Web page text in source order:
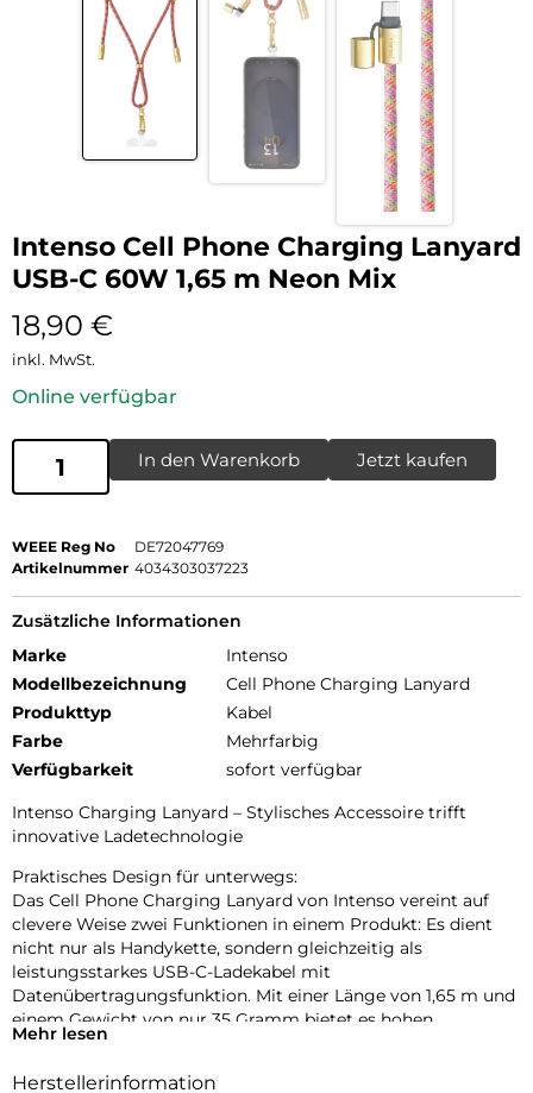
Intenso Cell Phone Charging Lanyard
USB-C 60W 1,65 m Neon Mix
18,90 €
inkl. MwSt.
Online verfügbar
In den Warenkorb Jetzt kaufen
WEEE Reg No
DE72047769
Artikelnummer 4034303037223
Zusätzliche Informationen
Marke
Intenso
Modellbezeichnung
Cell Phone Charging Lanyard
Produkttyp
Kabel
Farbe
Mehrfarbig
Verfügbarkeit
sofort verfügbar
Intenso Charging Lanyard – Stylisches Accessoire trifft
innovative Ladetechnologie
Praktisches Design für unterwegs:
Das Cell Phone Charging Lanyard von Intenso vereint auf
clevere Weise zwei Funktionen in einem Produkt: Es dient
nicht nur als Handykette, sondern gleichzeitig als
leistungsstarkes USB-C-Ladekabel mit
Datenübertragungsfunktion. Mit einer Länge von 1,65 m und
einem Gewicht von nur 35 Gramm bietet es hohen
Tragekomfort und optimale Bewegungsfreiheit – ob beim
Mehr lesen
Herstellerinformation